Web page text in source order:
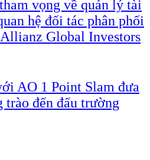
vọng về quản lý tài
hệ đối tác phân phối
Global Investors
AO 1 Point Slam đưa
trào đến đấu trường